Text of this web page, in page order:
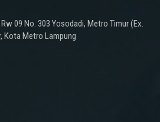
09 No. 303 Yosodadi, Metro Timur (Ex.
Kota Metro Lampung